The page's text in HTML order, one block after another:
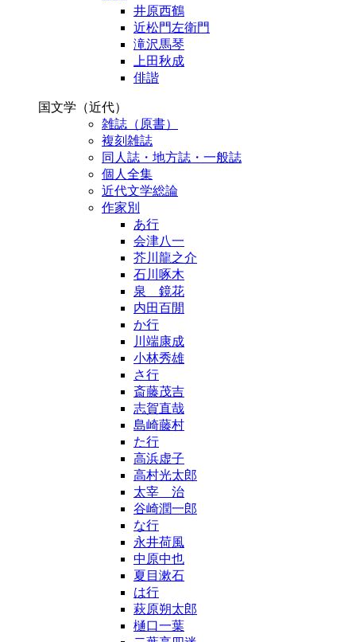
井原西鶴
近松門左衛門
滝沢馬琴
上田秋成
俳諧
国文学（近代）
雑誌（原書）
複刻雑誌
同人誌・地方誌・一般誌
個人全集
近代文学総論
作家別
あ行
会津八一
芥川龍之介
石川啄木
泉 鏡花
内田百閒
か行
川端康成
小林秀雄
さ行
斎藤茂吉
志賀直哉
島崎藤村
た行
高浜虚子
高村光太郎
太宰 治
谷崎潤一郎
な行
永井荷風
中原中也
夏目漱石
は行
萩原朔太郎
樋口一葉